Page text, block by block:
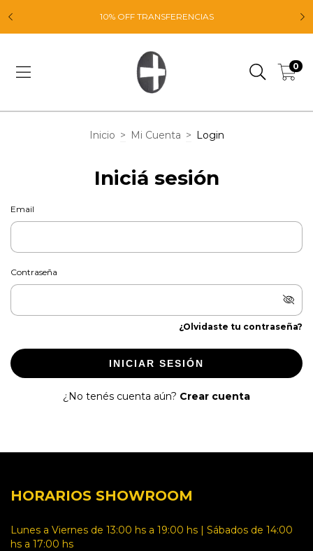
10% OFF TRANSFERENCIAS
0
Inicio > Mi Cuenta > Login
Iniciá sesión
Email
Contraseña
¿Olvidaste tu contraseña?
INICIAR SESIÓN
¿No tenés cuenta aún? Crear cuenta
HORARIOS SHOWROOM
Lunes a Viernes de 13:00 hs a 19:00 hs | Sábados de 14:00
hs a 17:00 hs